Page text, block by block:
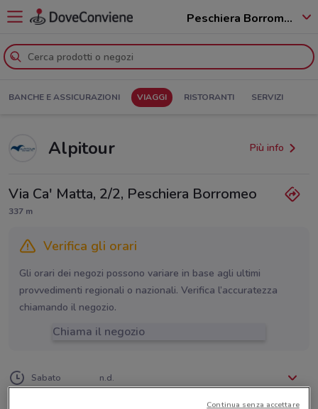
Peschiera Borromeo - 20068
BANCHE E ASSICURAZIONI VIAGGI RISTORANTI SERVIZI
Alpitour Più info
Via Ca' Matta, 2/2, Peschiera Borromeo
337 m
Verifica gli orari
Gli orari dei negozi possono variare in base agli ultimi
provvedimenti regionali o nazionali. Verifica l’accuratezza
chiamando il negozio.
Chiama il negozio
Sabato n.d.
Domenica n.d.
Continua senza accettare